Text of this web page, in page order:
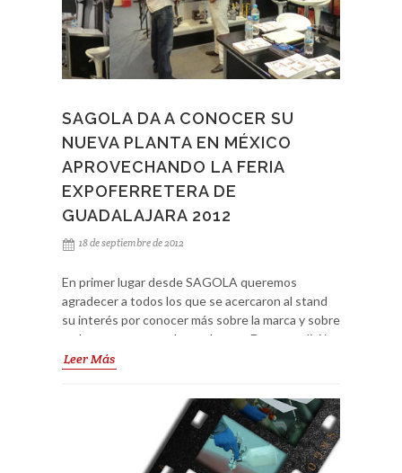
SAGOLA DA A CONOCER SU
NUEVA PLANTA EN MÉXICO
APROVECHANDO LA FERIA
EXPOFERRETERA DE
GUADALAJARA 2012
18 de septiembre de 2012
En primer lugar desde SAGOLA queremos
agradecer a todos los que se acercaron al stand
su interés por conocer más sobre la marca y sobre
toda nuestra gama de productos. En esta edición
los visitantes pudieron ver y tocar los productos
además un interés en conocer todos los
productos que hacen que nuestra gama sea muy
interesante como proyecto especialista para
ayudarles a resolver y a dar servicio a todas las
Leer Más